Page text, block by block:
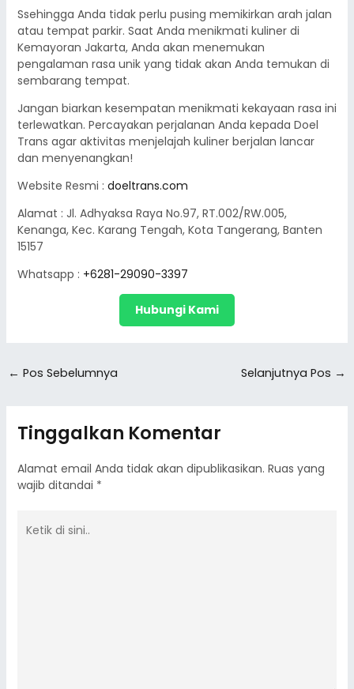
Ssehingga Anda tidak perlu pusing memikirkan arah jalan
atau tempat parkir. Saat Anda menikmati kuliner di
Kemayoran Jakarta, Anda akan menemukan
pengalaman rasa unik yang tidak akan Anda temukan di
sembarang tempat.
Jangan biarkan kesempatan menikmati kekayaan rasa ini
terlewatkan. Percayakan perjalanan Anda kepada Doel
Trans agar aktivitas menjelajah kuliner berjalan lancar
dan menyenangkan!
Website Resmi : doeltrans.com
Alamat : Jl. Adhyaksa Raya No.97, RT.002/RW.005,
Kenanga, Kec. Karang Tengah, Kota Tangerang, Banten
15157
Whatsapp : +6281-29090-3397
Hubungi Kami
← Pos Sebelumnya Selanjutnya Pos →
Tinggalkan Komentar
Alamat email Anda tidak akan dipublikasikan. Ruas yang
wajib ditandai *
di